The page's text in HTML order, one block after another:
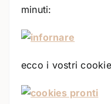
minuti:
ecco i vostri